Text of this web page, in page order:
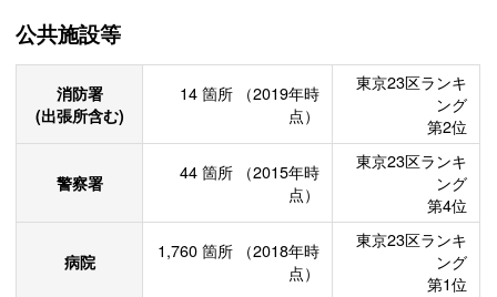
公共施設等
消防署
(出張所含む)
14 箇所
（2019年時
点）
東京23区ランキ
ング
第2位
警察署 44 箇所
（2015年時
点）
東京23区ランキ
ング
第4位
病院 1,760 箇所
（2018年時
点）
東京23区ランキ
ング
第1位